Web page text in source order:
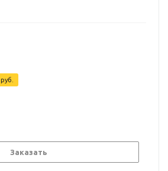
руб.
Заказать